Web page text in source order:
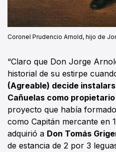
Coronel Prudencio Arnold, hijo de
“Claro que Don Jorge
historial de su estirpe
(Agreable) decide
Cañuelas como
proyecto que había
como Capitán mercante en
adquirió a Don Tomás
de estancia de 2 por 3